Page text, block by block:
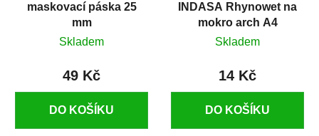
maskovací páska 25
mm
Skladem
49 Kč
DO KOŠÍKU
INDASA Rhynowet na
mokro arch A4
Skladem
14 Kč
DO KOŠÍKU